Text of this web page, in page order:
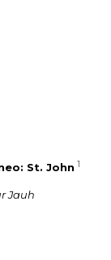
St. John 1
Jauh